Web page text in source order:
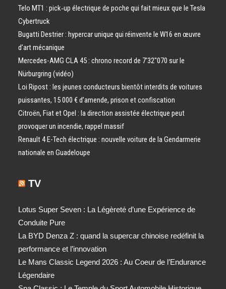
Telo MT1 : pick‑up électrique de poche qui fait mieux que le Tesla
Cybertruck
Bugatti Destrier : hypercar unique qui réinvente le W16 en œuvre
d’art mécanique
Mercedes-AMG CLA 45 : chrono record de 7’32″070 sur le
Nürburgring (vidéo)
Loi Ripost : les jeunes conducteurs bientôt interdits de voitures
puissantes, 15 000 € d’amende, prison et confiscation
Citroën, Fiat et Opel : la direction assistée électrique peut
provoquer un incendie, rappel massif
Renault 4 E-Tech électrique : nouvelle voiture de la Gendarmerie
nationale en Guadeloupe
TV
Lotus Super Seven : La Légèreté d’une Expérience de
Conduite Pure
La BYD Denza Z : quand la supercar chinoise redéfinit la
performance et l’innovation
Le Mans Classic Legend 2026 : Au Coeur de l’Endurance
Légendaire